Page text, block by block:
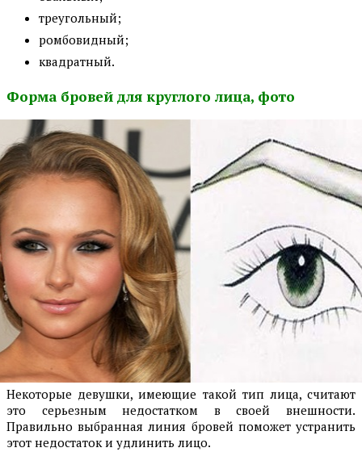
треугольный;
ромбовидный;
квадратный.
Форма бровей для круглого лица, фото
Некоторые девушки, имеющие такой тип лица, считают
это серьезным недостатком в своей внешности.
Правильно выбранная линия бровей поможет устранить
этот недостаток и удлинить лицо.